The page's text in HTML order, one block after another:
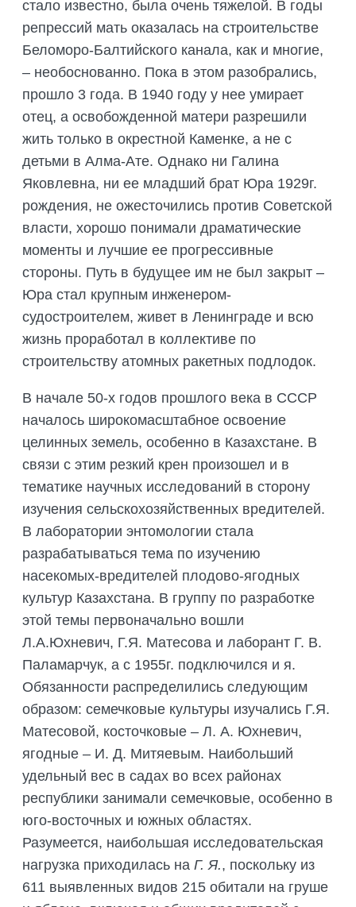
стало известно, была очень тяжелой. В годы
репрессий мать оказалась на строительстве
Беломоро-Балтийского канала, как и многие,
– необоснованно. Пока в этом разобрались,
прошло 3 года. В 1940 году у нее умирает
отец, а освобожденной матери разрешили
жить только в окрестной Каменке, а не с
детьми в Алма-Ате. Однако ни Галина
Яковлевна, ни ее младший брат Юра 1929г.
рождения, не ожесточились против Советской
власти, хорошо понимали драматические
моменты и лучшие ее прогрессивные
стороны. Путь в будущее им не был закрыт –
Юра стал крупным инженером-
судостроителем, живет в Ленинграде и всю
жизнь проработал в коллективе по
строительству атомных ракетных подлодок.
В начале 50-х годов прошлого века в СССР
началось широкомасштабное освоение
целинных земель, особенно в Казахстане. В
связи с этим резкий крен произошел и в
тематике научных исследований в сторону
изучения сельскохозяйственных вредителей.
В лаборатории энтомологии стала
разрабатываться тема по изучению
насекомых-вредителей плодово-ягодных
культур Казахстана. В группу по разработке
этой темы первоначально вошли
Л.А.Юхневич, Г.Я. Матесова и лаборант Г. В.
Паламарчук, а с 1955г. подключился и я.
Обязанности распределились следующим
образом: семечковые культуры изучались Г.Я.
Матесовой, косточковые – Л. А. Юхневич,
ягодные – И. Д. Митяевым. Наибольший
удельный вес в садах во всех районах
республики занимали семечковые, особенно в
юго-восточных и южных областях.
Разумеется, наибольшая исследовательская
нагрузка приходилась на Г. Я., поскольку из
611 выявленных видов 215 обитали на груше